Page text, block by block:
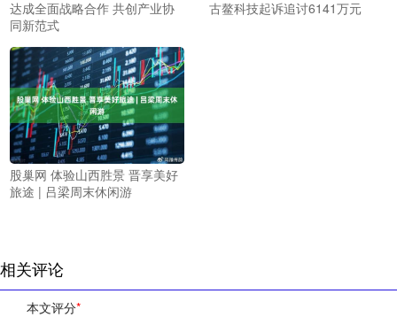
达成全面战略合作 共创产业协
同新范式
古鳌科技起诉追讨6141万元
股巢网 体验山西胜景 晋享美好
旅途 | 吕梁周末休闲游
相关评论
本文评分*